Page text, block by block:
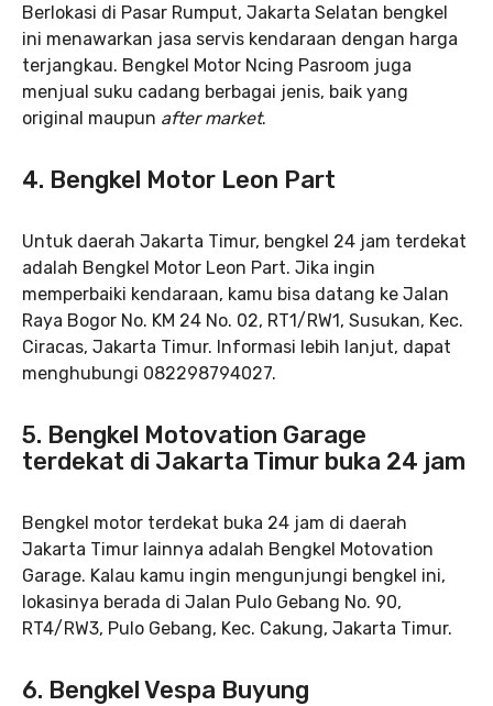
Berlokasi di Pasar Rumput, Jakarta Selatan bengkel
ini menawarkan jasa servis kendaraan dengan harga
terjangkau. Bengkel Motor Ncing Pasroom juga
menjual suku cadang berbagai jenis, baik yang
original maupun after market.
4. Bengkel Motor Leon Part
Untuk daerah Jakarta Timur, bengkel 24 jam terdekat
adalah Bengkel Motor Leon Part. Jika ingin
memperbaiki kendaraan, kamu bisa datang ke Jalan
Raya Bogor No. KM 24 No. 02, RT1/RW1, Susukan, Kec.
Ciracas, Jakarta Timur. Informasi lebih lanjut, dapat
menghubungi 082298794027.
5. Bengkel Motovation Garage
terdekat di Jakarta Timur buka 24 jam
Bengkel motor terdekat buka 24 jam di daerah
Jakarta Timur lainnya adalah Bengkel Motovation
Garage. Kalau kamu ingin mengunjungi bengkel ini,
lokasinya berada di Jalan Pulo Gebang No. 90,
RT4/RW3, Pulo Gebang, Kec. Cakung, Jakarta Timur.
6. Bengkel Vespa Buyung